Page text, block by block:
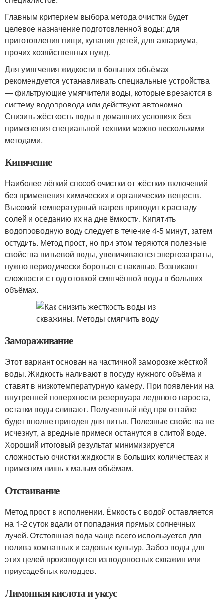
Главным критерием выбора метода очистки будет
целевое назначение подготовленной воды: для
приготовления пищи, купания детей, для аквариума,
прочих хозяйственных нужд.
Для умягчения жидкости в больших объёмах
рекомендуется устанавливать специальные устройства
— фильтрующие умягчители воды, которые врезаются в
систему водопровода или действуют автономно.
Снизить жёсткость воды в домашних условиях без
применения специальной техники можно несколькими
методами.
Кипячение
Наиболее лёгкий способ очистки от жёстких включений
без применения химических и органических веществ.
Высокий температурный нагрев приводит к распаду
солей и оседанию их на дне ёмкости. Кипятить
водопроводную воду следует в течение 4-5 минут, затем
остудить. Метод прост, но при этом теряются полезные
свойства питьевой воды, увеличиваются энергозатраты,
нужно периодически бороться с накипью. Возникают
сложности с подготовкой смягчённой воды в больших
объёмах.
Замораживание
Этот вариант основан на частичной заморозке жёсткой
воды. Жидкость наливают в посуду нужного объёма и
ставят в низкотемпературную камеру. При появлении на
внутренней поверхности резервуара ледяного нароста,
остатки воды сливают. Полученный лёд при оттайке
будет вполне пригоден для питья. Полезные свойства не
исчезнут, а вредные примеси останутся в слитой воде.
Хороший итоговый результат минимизируется
сложностью очистки жидкости в больших количествах и
применим лишь к малым объёмам.
Отстаивание
Метод прост в исполнении. Ёмкость с водой оставляется
на 1-2 суток вдали от попадания прямых солнечных
лучей. Отстоянная вода чаще всего используется для
полива комнатных и садовых культур. Забор воды для
этих целей производится из водоносных скважин или
приусадебных колодцев.
Лимонная кислота и уксус